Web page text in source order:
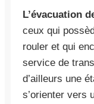
L’évacuation
ceux qui
rouler et qui
service de
d’ailleurs une
s’orienter vers